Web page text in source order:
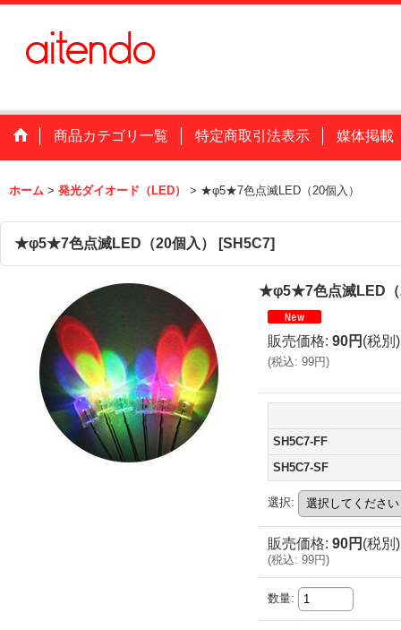
商品カテゴリ一覧 特定商取引法表示 媒体掲載
ホーム > 発光ダイオード（LED） > ★φ5★7色点滅LED（20個入）
★φ5★7色点滅LED（20個入） [SH5C7]
★φ5★7色点滅LED（
販売価格: 90円 (税別)
(税込: 99円)
SH5C7-FF
SH5C7-SF
選択:
販売価格: 90円 (税別)
(税込: 99円)
数量: